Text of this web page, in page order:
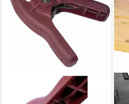
Zwinge 6 x Druckzwinge,